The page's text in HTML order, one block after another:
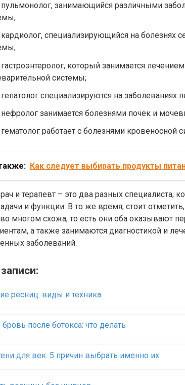
пульмонолог, занимающийся различными
кардиолог, специализирующийся на болезнях
который занимается
системы;
специализируются на заболеваниях
нефролог занимается болезнями почек и
работает с болезнями кровеносной
Как следует выбирать продукты
и терапевт – это два разных специалиста,
и функции. В то же время, стоит
во многом схожа, то есть они оба оказывают
а также занимаются диагностикой и
заболеваний.
ресниц: виды и техника
после ботокса: что делать
для век: 5 причин выбрать именно их